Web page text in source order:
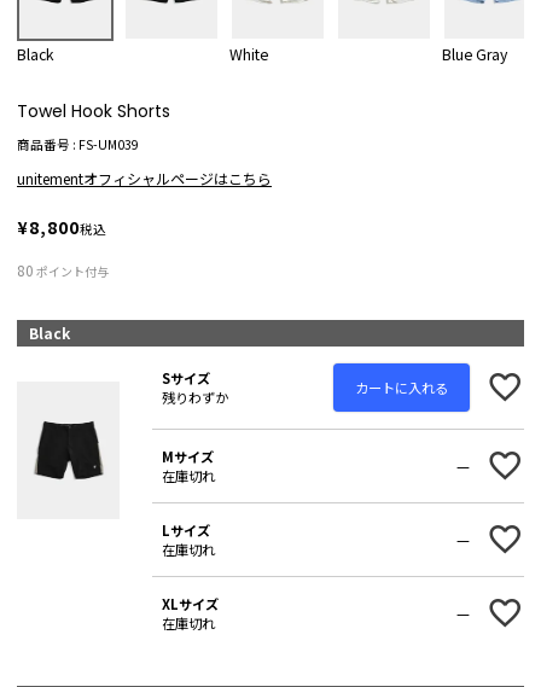
Black White Blue Gray
Towel Hook Shorts
商品番号 FS-UM039
unitementオフィシャルページはこちら
¥8,800税込
80 ポイント付与
Black
Sサイズ
残りわずか
カートに入れる
Mサイズ
在庫切れ
—
Lサイズ
在庫切れ
—
XLサイズ
在庫切れ
—